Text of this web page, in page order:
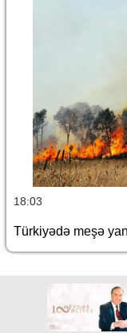
18:03
Türkiyədə meşə